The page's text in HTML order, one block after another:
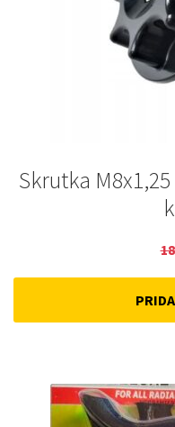
Skrutka